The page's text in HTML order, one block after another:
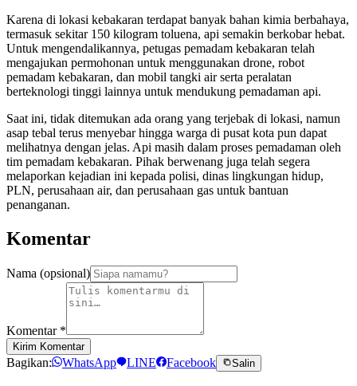
Karena di lokasi kebakaran terdapat banyak bahan kimia berbahaya,
termasuk sekitar 150 kilogram toluena, api semakin berkobar hebat.
Untuk mengendalikannya, petugas pemadam kebakaran telah
mengajukan permohonan untuk menggunakan drone, robot
pemadam kebakaran, dan mobil tangki air serta peralatan
berteknologi tinggi lainnya untuk mendukung pemadaman api.
Saat ini, tidak ditemukan ada orang yang terjebak di lokasi, namun
asap tebal terus menyebar hingga warga di pusat kota pun dapat
melihatnya dengan jelas. Api masih dalam proses pemadaman oleh
tim pemadam kebakaran. Pihak berwenang juga telah segera
melaporkan kejadian ini kepada polisi, dinas lingkungan hidup,
PLN, perusahaan air, dan perusahaan gas untuk bantuan
penanganan.
Komentar
Nama (opsional)
Komentar *
Kirim Komentar
Bagikan: WhatsApp LINE Facebook Salin